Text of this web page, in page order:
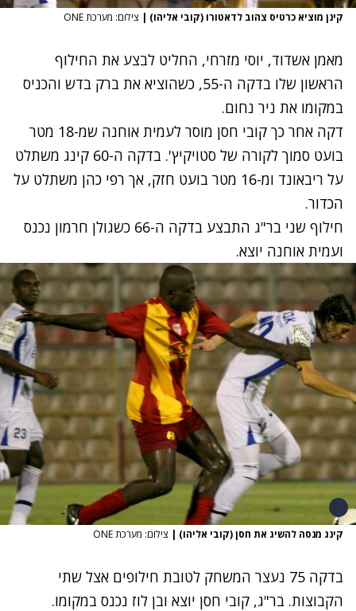
קינן מוציא כרטיס צהוב לדאטורו (קובי אליהו) | צילום: מערכת ONE
מאמן אשדוד, יוסי מזרחי, החליט לבצע את החילוף
הראשון שלו בדקה ה-55, כשהוציא את ברק בדש והכניס
במקומו את ניר נחום.
דקה אחר כך קובי חסן מוסר לעמית אוחנה שמ-18 מטר
בועט סמוך לקורה של סטויקיץ'. בדקה ה-60 קינג משתלט
על ריבאונד ומ-16 מטר בועט חזק, אך רפי כהן משתלט על
הכדור.
חילוף שני בר"ג התבצע בדקה ה-66 כשגולן חרמון נכנס
ועמית אוחנה יוצא.
קינג מנסה להשיג את חסן (קובי אליהו) | צילום: מערכת ONE
בדקה 75 נעצר המשחק לטובת חילופים אצל שתי
הקבוצות. בר"ג, קובי חסן יוצא ובן לוז נכנס במקומו.